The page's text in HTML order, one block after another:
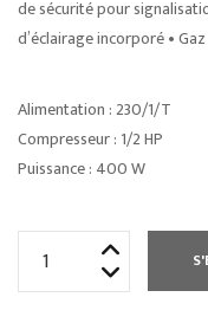
de sécurité pour
d’éclairage incorporé •
Alimentation : 230/1/T
Compresseur : 1/2 HP
Puissance : 400 W